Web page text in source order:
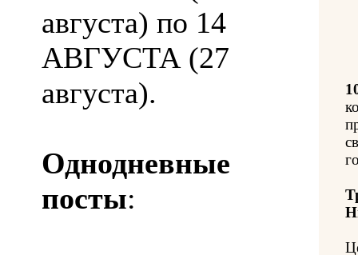
августа) по 14
АВГУСТА (27
августа).
Однодневные
посты: